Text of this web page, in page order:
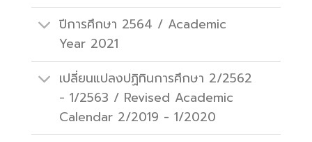
ปีการศึกษา 2564 / Academic
Year 2021
เปลี่ยนแปลงปฏิทินการศึกษา 2/2562
- 1/2563 / Revised Academic
Calendar 2/2019 - 1/2020